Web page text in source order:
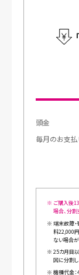
頭金
毎月のお支
※ ご購入後
場合、分
※ 端末故障・
料22,000
ない場合が
※ 25カ月目
回に分割し
※ 機種代金